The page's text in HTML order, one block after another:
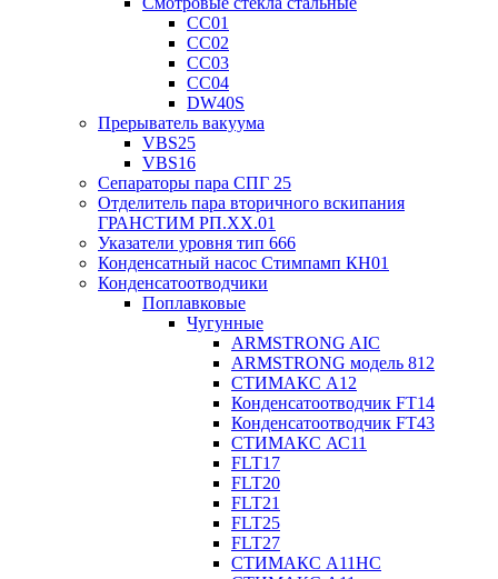
СС01
СС02
СС03
СС04
DW40S
Прерыватель вакуума
VBS25
VBS16
Сепараторы пара СПГ 25
Отделитель пара вторичного вскипания
ГРАНСТИМ РП.XX.01
Указатели уровня тип 666
Конденсатный насос Стимпамп КН01
Конденсатоотводчики
Поплавковые
Чугунные
ARMSTRONG AIC
ARMSTRONG модель 812
СТИМАКС А12
Конденсатоотводчик FT14
Конденсатоотводчик FT43
СТИМАКС АС11
FLT17
FLT20
FLT21
FLT25
FLT27
СТИМАКС А11HC